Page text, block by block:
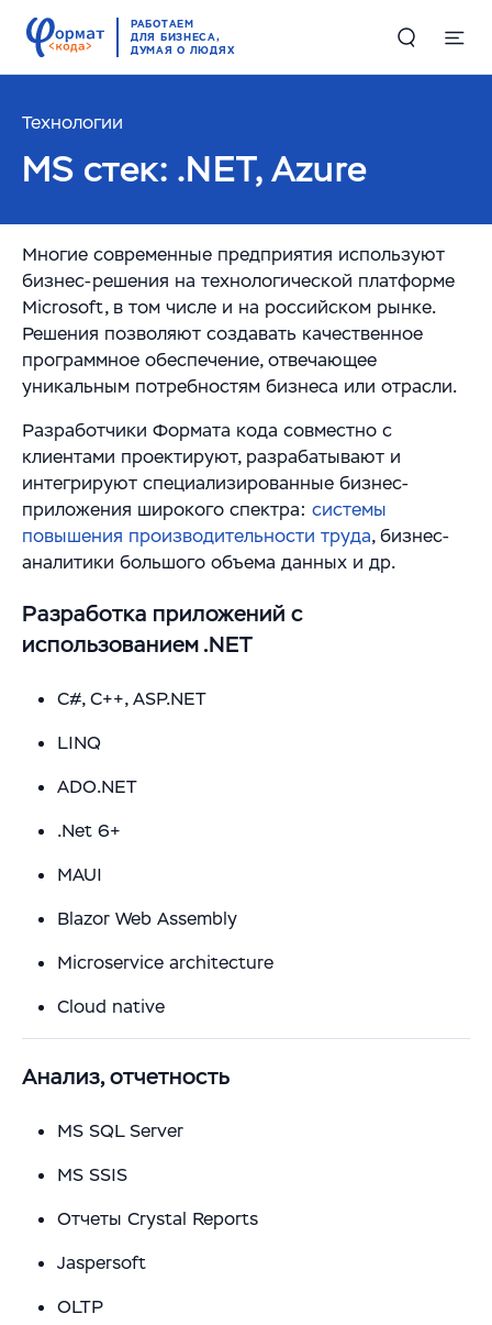
РАБОТАЕМ
ДЛЯ БИЗНЕСА,
ДУМАЯ О ЛЮДЯХ
Решения
Цифровые двойники в производстве и логистике
данными
RAG-чатбот – интеллектуальный ассистент для
службы поддержки
сотрудников
ИИ-решение для работы с корпоративными
базами данных
WMS Управление складом
Системы визуального контроля на основе ИИ
для логистических и производственных
комплексов
Решения для производственной безопасности
Программное обеспечение для интеграции
автоматизированного и роботизированного
оборудования
Интеллектуальная обработка документов (IDP) в
международной логистике и транспорте
Компетенции
Складская автоматизация и логистика
Высоконагруженные системы и Большие данные
(Big Data)
Автоматизация производств
Цифровизация ритейла
Импортозамещение
ИИ и машинное обучение
О компании
О нас
Руководство
Модели сотрудничества
Мероприятия
English
Main
Warehouse Logistics and Automation
Связаться с нами
Технологии
MS стек: .NET, Azure
Многие современные предприятия используют
бизнес-решения на технологической платформе
Microsoft, в том числе и на российском рынке.
Решения позволяют создавать качественное
программное обеспечение, отвечающее
уникальным потребностям бизнеса или отрасли.
Разработчики Формата кода совместно с
клиентами проектируют, разрабатывают и
интегрируют специализированные бизнес-
приложения широкого спектра: системы
повышения производительности труда, бизнес-
аналитики большого объема данных и др.
Разработка приложений с
использованием .NET
C#, C++, ASP.NET
LINQ
ADO.NET
.Net 6+
MAUI
Blazor Web Assembly
Microservice architecture
Cloud native
Анализ, отчетность
MS SQL Server
MS SSIS
Отчеты Crystal Reports
Jaspersoft
OLTP